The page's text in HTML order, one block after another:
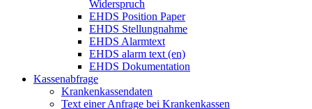
Widerspruch
EHDS Position Paper
EHDS Stellungnahme
EHDS Alarmtext
EHDS alarm text (en)
EHDS Dokumentation
Kassenabfrage
Krankenkassendaten
Text einer Anfrage bei Krankenkassen